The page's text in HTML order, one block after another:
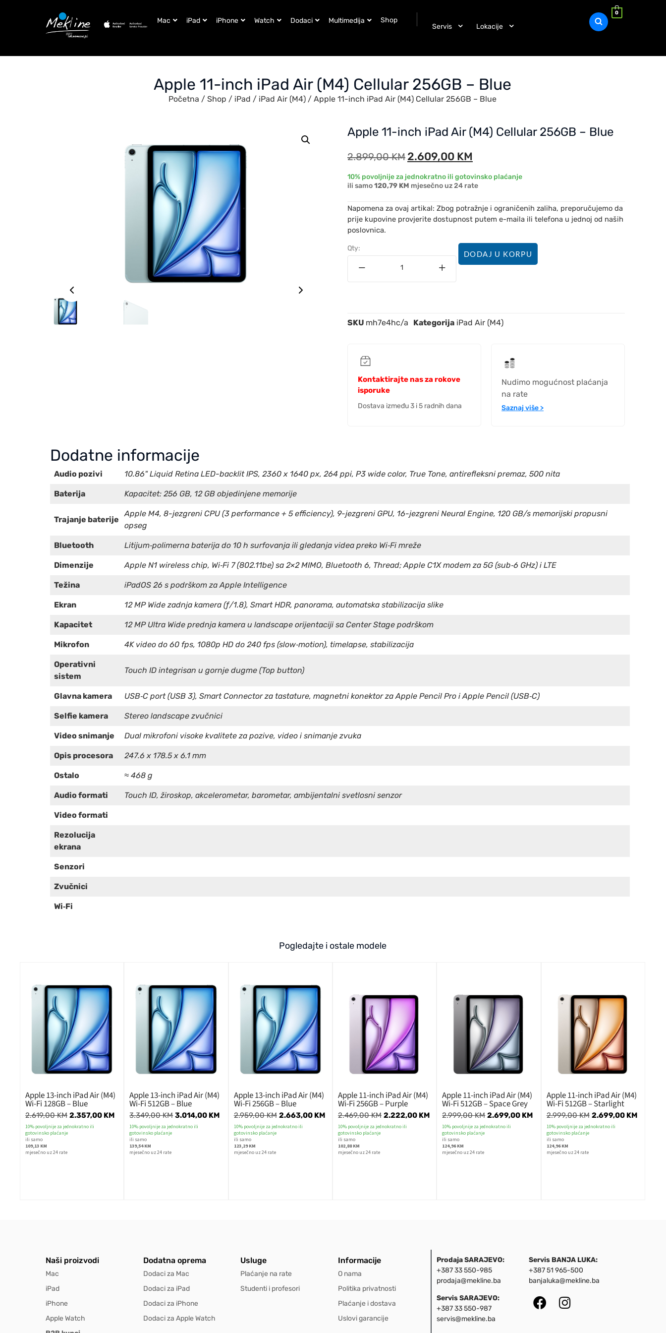
Mac iPad iPhone Watch Dodaci Multimedija Shop
Servis Lokacije
0
Apple 11-inch iPad Air (M4) Cellular 256GB – Blue
Početna / Shop / iPad / iPad Air (M4) / Apple 11-inch iPad Air (M4) Cellular 256GB – Blue
Apple 11-inch iPad Air (M4) Cellular 256GB – Blue
2.899,00KM 2.609,00 KM
10% povoljnije za jednokratno ili gotovinsko plaćanje
ili samo120,79 KM mjesečno uz 24 rate
Napomena za ovaj artikal: Zbog potražnje i ograničenih zaliha, preporučujemo da
prije kupovine provjerite dostupnost putem e-maila ili telefona u jednoj od naših
poslovnica.
Qty:
DODAJ U KORPU
SKU mh7e4hc/a Kategorija iPad Air (M4)
Kontaktirajte nas za rokove
isporuke
Dostava između 3 i 5 radnih dana
Nudimo mogućnost plaćanja
na rate
Saznaj više >
Dodatne informacije
Audio pozivi 10.86" Liquid Retina LED-backlit IPS, 2360 x 1640 px, 264 ppi, P3 wide color, True Tone, antirefleksni premaz, 500 nita
Baterija Kapacitet: 256 GB, 12 GB objedinjene memorije
Trajanje baterije
Apple M4, 8-jezgreni CPU (3 performance + 5 efficiency), 9-jezgreni GPU, 16-jezgreni Neural Engine, 120 GB/s memorijski propusni
opseg
Bluetooth Litijum‑polimerna baterija do 10 h surfovanja ili gledanja videa preko Wi‑Fi mreže
Dimenzije Apple N1 wireless chip, Wi‑Fi 7 (802.11be) sa 2×2 MIMO, Bluetooth 6, Thread; Apple C1X modem za 5G (sub‑6 GHz) i LTE
Težina iPadOS 26 s podrškom za Apple Intelligence
Ekran 12 MP Wide zadnja kamera (ƒ/1.8), Smart HDR, panorama, automatska stabilizacija slike
Kapacitet 12 MP Ultra Wide prednja kamera u landscape orijentaciji sa Center Stage podrškom
Mikrofon 4K video do 60 fps, 1080p HD do 240 fps (slow‑motion), timelapse, stabilizacija
Operativni
sistem
Touch ID integrisan u gornje dugme (Top button)
Glavna kamera USB‑C port (USB 3), Smart Connector za tastature, magnetni konektor za Apple Pencil Pro i Apple Pencil (USB‑C)
Selfie kamera Stereo landscape zvučnici
Video snimanje Dual mikrofoni visoke kvalitete za pozive, video i snimanje zvuka
Opis procesora 247.6 x 178.5 x 6.1 mm
Ostalo ≈ 468 g
Audio formati Touch ID, žiroskop, akcelerometar, barometar, ambijentalni svetlosni senzor
Video formati
Rezolucija
ekrana
Senzori
Zvučnici
Wi‑Fi
Pogledajte i ostale modele
Apple 13-inch iPad Air (M4)
Wi-Fi 128GB – Blue
2.619,00KM 2.357,00 KM
10% povoljnije za jednokratno ili
gotovinsko plaćanje
ili samo
109,13 KM
mjesečno uz 24 rate
Apple 13-inch iPad Air (M4)
Wi-Fi 512GB – Blue
3.349,00KM 3.014,00 KM
10% povoljnije za jednokratno ili
gotovinsko plaćanje
ili samo
139,54 KM
mjesečno uz 24 rate
Apple 13-inch iPad Air (M4)
Wi-Fi 256GB – Blue
2.959,00KM 2.663,00 KM
10% povoljnije za jednokratno ili
gotovinsko plaćanje
ili samo
123,29 KM
mjesečno uz 24 rate
Apple 11-inch iPad Air (M4)
Wi-Fi 256GB – Purple
2.469,00KM 2.222,00 KM
10% povoljnije za jednokratno ili
gotovinsko plaćanje
ili samo
102,88 KM
mjesečno uz 24 rate
Apple 11-inch iPad Air (M4)
Wi-Fi 512GB – Space Grey
2.999,00KM 2.699,00 KM
10% povoljnije za jednokratno ili
gotovinsko plaćanje
ili samo
124,96 KM
mjesečno uz 24 rate
Apple 11-inch iPad Air (M4)
Wi-Fi 512GB – Starlight
2.999,00KM 2.699,00 KM
10% povoljnije za jednokratno ili
gotovinsko plaćanje
ili samo
124,96 KM
mjesečno uz 24 rate
Naši proizvodi
Mac
iPad
iPhone
Apple Watch
Dodatna oprema
Dodaci za Mac
Dodaci za iPad
Dodaci za iPhone
Dodaci za Apple Watch
Usluge
Plaćanje na rate
Studenti i profesori
Informacije
O nama
Politika privatnosti
Plaćanje i dostava
Uslovi garancije
Prodaja SARAJEVO:
+387 33 550-985
prodaja@mekline.ba
Servis SARAJEVO:
+387 33 550-987
servis@mekline.ba
Servis BANJA LUKA:
+387 51 965-500
banjaluka@mekline.ba